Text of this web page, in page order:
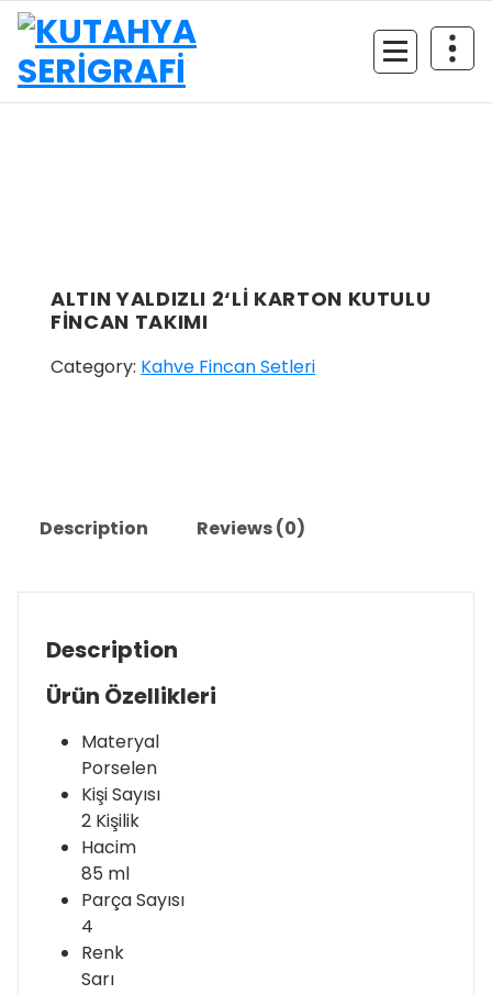
İçeriğe
geç
ALTIN YALDIZLI 2‘Lİ KARTON KUTULU
FİNCAN TAKIMI
Category: Kahve Fincan Setleri
Description Reviews (0)
Description
Ürün Özellikleri
Materyal
Porselen
Kişi Sayısı
2 Kişilik
Hacim
85 ml
Parça Sayısı
4
Renk
Sarı